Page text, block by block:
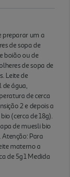
preparar um a
de sopa de
boião ou de
de sopa de
Leite de
de água,
de cerca
2 e depois a
(cerca de 18g).
de muesli bio
Atenção: Para
materno a
de 5g 1 Medida